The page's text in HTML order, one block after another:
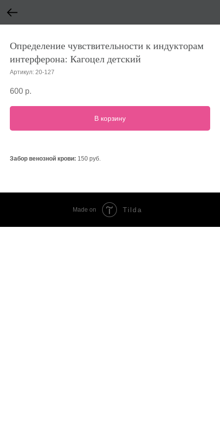
Определение чувствительности к индукторам
интерферона: Кагоцел детский
Артикул: 20-127
600 р.
В корзину
Забор венозной крови: 150 руб.
Made on Tilda